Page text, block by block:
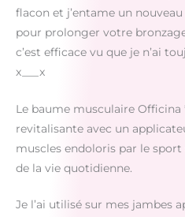
flacon et j’entame un nouveau
pour prolonger votre
c’est efficace vu que je n’ai
x___x
Le baume musculaire Officina
revitalisante avec un
muscles endoloris par le
de la vie quotidienne.
Je l’ai utilisé sur mes jambes